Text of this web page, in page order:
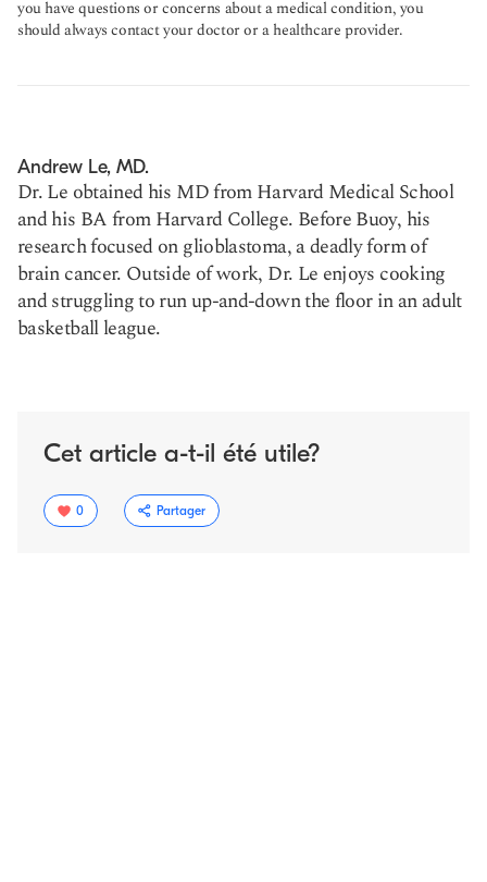
you have questions or concerns about a medical condition, you
should always contact your doctor or a healthcare provider.
Andrew Le, MD.
Dr. Le obtained his MD from Harvard Medical School
and his BA from Harvard College. Before Buoy, his
research focused on glioblastoma, a deadly form of
brain cancer. Outside of work, Dr. Le enjoys cooking
and struggling to run up-and-down the floor in an adult
basketball league.
Cet article a-t-il été utile?
0 Partager